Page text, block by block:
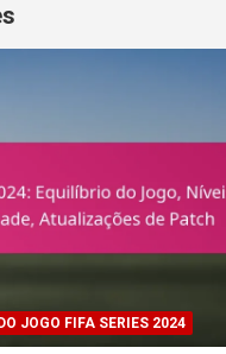
JOGO FIFA SERIES 2024